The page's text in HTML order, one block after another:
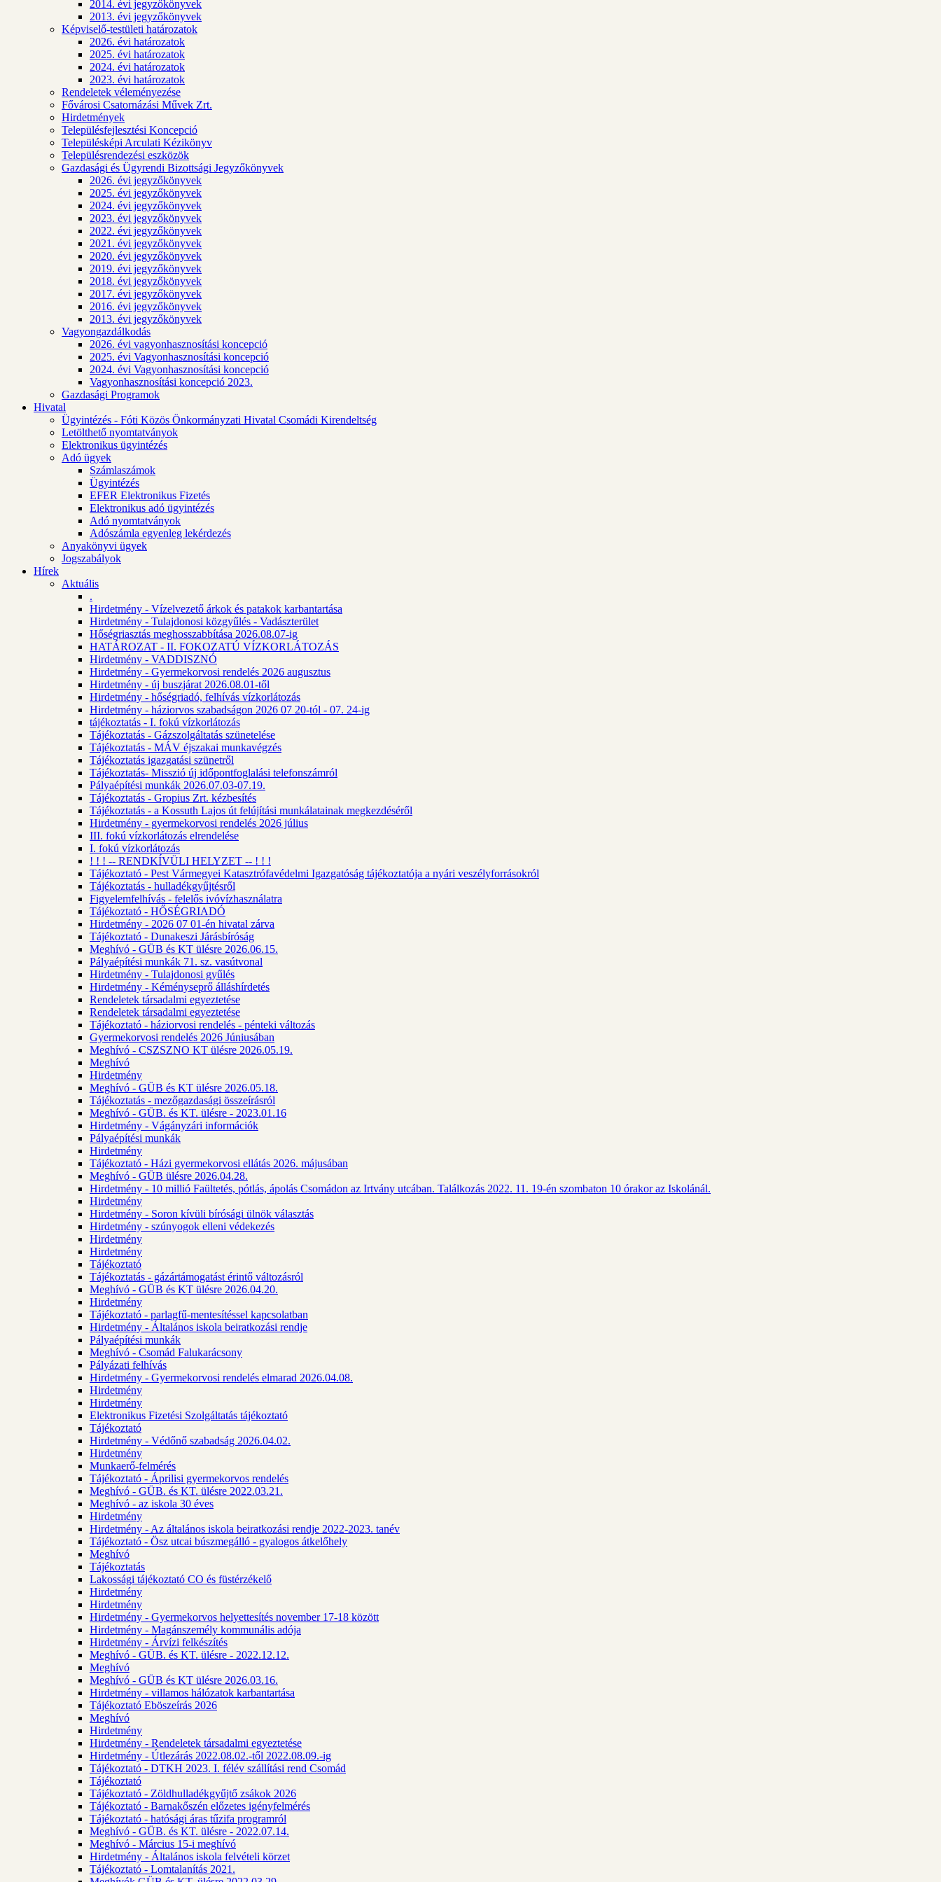
2014. évi jegyzőkönyvek
2013. évi jegyzőkönyvek
Képviselő-testületi határozatok
2026. évi határozatok
2025. évi határozatok
2024. évi határozatok
2023. évi határozatok
Rendeletek véleményezése
Fővárosi Csatornázási Művek Zrt.
Hirdetmények
Településfejlesztési Koncepció
Településképi Arculati Kézikönyv
Településrendezési eszközök
Gazdasági és Ügyrendi Bizottsági Jegyzőkönyvek
2026. évi jegyzőkönyvek
2025. évi jegyzőkönyvek
2024. évi jegyzőkönyvek
2023. évi jegyzőkönyvek
2022. évi jegyzőkönyvek
2021. évi jegyzőkönyvek
2020. évi jegyzőkönyvek
2019. évi jegyzőkönyvek
2018. évi jegyzőkönyvek
2017. évi jegyzőkönyvek
2016. évi jegyzőkönyvek
2013. évi jegyzőkönyvek
Vagyongazdálkodás
2026. évi vagyonhasznosítási koncepció
2025. évi Vagyonhasznosítási koncepció
2024. évi Vagyonhasznosítási koncepció
Vagyonhasznosítási koncepció 2023.
Gazdasági Programok
Hivatal
Ügyintézés - Fóti Közös Önkormányzati Hivatal Csomádi Kirendeltség
Letölthető nyomtatványok
Elektronikus ügyintézés
Adó ügyek
Számlaszámok
Ügyintézés
EFER Elektronikus Fizetés
Elektronikus adó ügyintézés
Adó nyomtatványok
Adószámla egyenleg lekérdezés
Anyakönyvi ügyek
Jogszabályok
Hírek
Aktuális
.
Hirdetmény - Vízelvezető árkok és patakok karbantartása
Hirdetmény - Tulajdonosi közgyűlés - Vadászterület
Hőségriasztás meghosszabbítása 2026.08.07-ig
HATÁROZAT - II. FOKOZATÚ VÍZKORLÁTOZÁS
Hirdetmény - VADDISZNÓ
Hirdetmény - Gyermekorvosi rendelés 2026 augusztus
Hirdetmény - új buszjárat 2026.08.01-től
Hirdetmény - hőségriadó, felhívás vízkorlátozás
Hirdetmény - háziorvos szabadságon 2026 07 20-tól - 07. 24-ig
tájékoztatás - I. fokú vízkorlátozás
Tájékoztatás - Gázszolgáltatás szünetelése
Tájékoztatás - MÁV éjszakai munkavégzés
Tájékoztatás igazgatási szünetről
Tájékoztatás- Misszió új időpontfoglalási telefonszámról
Pályaépítési munkák 2026.07.03-07.19.
Tájékoztatás - Gropius Zrt. kézbesítés
Tájékoztatás - a Kossuth Lajos út felújítási munkálatainak megkezdéséről
Hirdetmény - gyermekorvosi rendelés 2026 július
III. fokú vízkorlátozás elrendelése
I. fokú vízkorlátozás
! ! ! -- RENDKÍVÜLI HELYZET -- ! ! !
Tájékoztató - Pest Vármegyei Katasztrófavédelmi Igazgatóság tájékoztatója a nyári veszélyforrásokról
Tájékoztatás - hulladékgyűjtésről
Figyelemfelhívás - felelős ivóvízhasználatra
Tájékoztató - HŐSÉGRIADÓ
Hirdetmény - 2026 07 01-én hivatal zárva
Tájékoztató - Dunakeszi Járásbíróság
Meghívó - GÜB és KT ülésre 2026.06.15.
Pályaépítési munkák 71. sz. vasútvonal
Hirdetmény - Tulajdonosi gyűlés
Hirdetmény - Kéményseprő álláshírdetés
Rendeletek társadalmi egyeztetése
Rendeletek társadalmi egyeztetése
Tájékoztató - háziorvosi rendelés - pénteki változás
Gyermekorvosi rendelés 2026 Júniusában
Meghívó - CSZSZNO KT ülésre 2026.05.19.
Meghívó
Hirdetmény
Meghívó - GÜB és KT ülésre 2026.05.18.
Tájékoztatás - mezőgazdasági összeírásról
Meghívó - GÜB. és KT. ülésre - 2023.01.16
Hirdetmény - Vágányzári információk
Pályaépítési munkák
Hirdetmény
Tájékoztató - Házi gyermekorvosi ellátás 2026. májusában
Meghívó - GÜB ülésre 2026.04.28.
Hirdetmény - 10 millió Faültetés, pótlás, ápolás Csomádon az Irtvány utcában. Találkozás 2022. 11. 19-én szombaton 10 órakor az Iskolánál.
Hirdetmény
Hirdetmény - Soron kívüli bírósági ülnök választás
Hirdetmény - szúnyogok elleni védekezés
Hirdetmény
Hirdetmény
Tájékoztató
Tájékoztatás - gázártámogatást érintő változásról
Meghívó - GÜB és KT ülésre 2026.04.20.
Hirdetmény
Tájékoztató - parlagfű-mentesítéssel kapcsolatban
Hirdetmény - Általános iskola beiratkozási rendje
Pályaépítési munkák
Meghívó - Csomád Falukarácsony
Pályázati felhívás
Hirdetmény - Gyermekorvosi rendelés elmarad 2026.04.08.
Hirdetmény
Hirdetmény
Elektronikus Fizetési Szolgáltatás tájékoztató
Tájékoztató
Hirdetmény - Védőnő szabadság 2026.04.02.
Hirdetmény
Munkaerő-felmérés
Tájékoztató - Áprilisi gyermekorvos rendelés
Meghívó - GÜB. és KT. ülésre 2022.03.21.
Meghívó - az iskola 30 éves
Hirdetmény
Hirdetmény - Az általános iskola beiratkozási rendje 2022-2023. tanév
Tájékoztató - Ösz utcai búszmegálló - gyalogos átkelőhely
Meghívó
Tájékoztatás
Lakossági tájékoztató CO és füstérzékelő
Hirdetmény
Hirdetmény
Hirdetmény - Gyermekorvos helyettesítés november 17-18 között
Hirdetmény - Magánszemély kommunális adója
Hirdetmény - Árvízi felkészítés
Meghívó - GÜB. és KT. ülésre - 2022.12.12.
Meghívó
Meghívó - GÜB és KT ülésre 2026.03.16.
Hirdetmény - villamos hálózatok karbantartása
Tájékoztató Eböszeírás 2026
Meghívó
Hirdetmény
Hirdetmény - Rendeletek társadalmi egyeztetése
Hirdetmény - Útlezárás 2022.08.02.-től 2022.08.09.-ig
Tájékoztató - DTKH 2023. I. félév szállítási rend Csomád
Tájékoztató
Tájékoztató - Zöldhulladékgyűjtő zsákok 2026
Tájékoztató - Barnakőszén előzetes igényfelmérés
Tájékoztató - hatósági áras tűzifa programról
Meghívó - GÜB. és KT. ülésre - 2022.07.14.
Meghívó - Március 15-i meghívó
Hirdetmény - Általános iskola felvételi körzet
Tájékoztató - Lomtalanítás 2021.